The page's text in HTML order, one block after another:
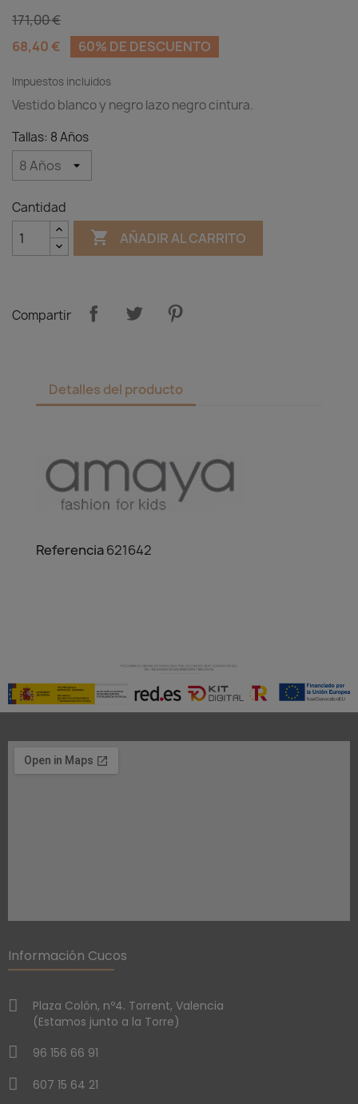
171,00 €
68,40 €
60% DE DESCUENTO
Impuestos incluidos
Vestido blanco y negro lazo negro cintura.
Tallas: 8 Años
Cantidad
 AÑADIR AL CARRITO
Compartir
Detalles del producto
Referencia621642
Información Cucos
Plaza Colón, nº4. Torrent, Valencia
(Estamos junto a la Torre)
96 156 66 91
607 15 64 21